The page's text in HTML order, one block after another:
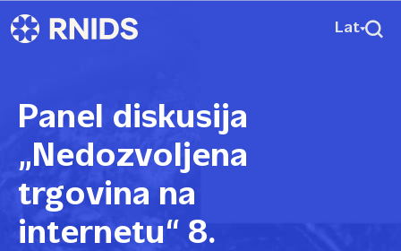
Lat
Panel diskusija
„Nedozvoljena
trgovina na
internetu“ 8.